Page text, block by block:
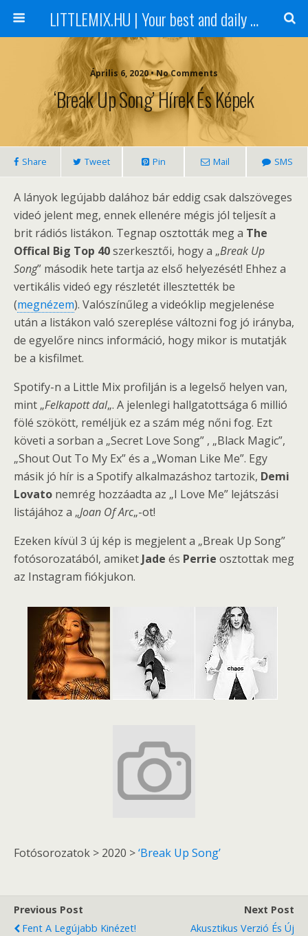
LITTLEMIX.HU | Your best and daily updated fansite about Little Mix
Április 6, 2020 • No Comments
‘Break Up Song’ Hírek És Képek
Share Tweet Pin Mail SMS
A lányok legújabb dalához bár eddig csak dalszöveges
videó jelent meg, ennek ellenére mégis jól teljesít a
brit rádiós listákon. Tegnap osztották meg a The
Offical Big Top 40szerkesztői, hogy a „Break Up
Song” második hete tartja az első helyezését! Ehhez a
vertikális videó egy részletét illesztették be
(megnézem). Valószínűleg a videóklip megjelenése
után a listákon való szereplése változni fog jó irányba,
de egyelőre nincs információ, hogy mikor is mutatják
be a kisfilmet.
Spotify-n a Little Mix profilján is a legelső helyen van,
mint „Felkapott dal„. A jelenlegi hallgatottsága 6 millió
fölé szökött, reméljük ez a szám még nőni fog. Ezt
követi a sorban a „Secret Love Song” , „Black Magic”,
„Shout Out To My Ex” és a „Woman Like Me”. Egy
másik jó hír is a Spotify alkalmazáshoz tartozik, Demi
Lovato nemrég hozzáadta az „I Love Me” lejátszási
listájához a „Joan Of Arc„-ot!
Ezeken kívül 3 új kép is megjelent a „Break Up Song”
fotósorozatából, amiket Jade és Perrie osztottak meg
az Instagram fiókjukon.
Fotósorozatok > 2020 >‘Break Up Song’
Previous Post
Fent A Legújabb Kinézet!
Next Post
Akusztikus Verzió És Új